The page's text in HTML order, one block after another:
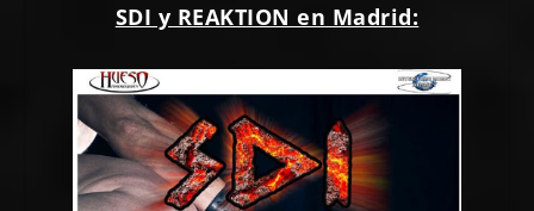
SDI y REAKTION en Madrid: